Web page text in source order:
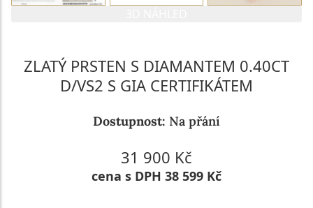
ZLATÝ PRSTEN S DIAMANTEM 0.40CT
D/VS2 S GIA CERTIFIKÁTEM
Dostupnost: Na přání
31 900 Kč
cena s DPH 38 599 Kč